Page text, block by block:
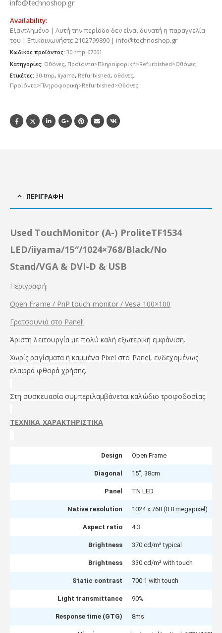
info@technoshop.gr
Availability:
Εξαντλημένο | Αυτή την περίοδο δεν είναι δυνατή η παραγγελία
του | Επικοινωνήστε 2102799890 | info@technoshop.gr
Κωδικός προϊόντος: 30-tmp-67061
Κατηγορίες: Οθόνες, Προϊόντα>Πληροφορική>Refurbished>Οθόνες
Ετικέτες: 30-tmp, Iiyama, Refurbished, οθόνες,
Προϊόντα>Πληροφορική>Refurbished>Οθόνες
ΠΕΡΙΓΡΑΦΉ
Used TouchMonitor (A-) ProliteTF1534
LED/iiyama/15″/1024×768/Black/No
Stand/VGA & DVI-D & USB
Περιγραφή:
Open Frame / PnP touch monitor / Vesa 100×100
Γρατσουνιά στο Panel!
Άριστη λειτουργία με πολύ καλή εξωτερική εμφάνιση.
Xωρίς ραγίσματα ή καμμένα Pixel στο Panel, ενδεχομένως
ελαφρά φθορά χρήσης.
Στη συσκευασία συμπεριλαμβάνεται καλώδιο τροφοδοσίας.
ΤΕΧΝΙΚΑ ΧΑΡΑΚΤΗΡΙΣΤΙΚΑ
Design Open Frame
Diagonal 15″, 38cm
Panel TN LED
Native resolution 1024 x 768 (0.8 megapixel)
Aspect ratio 4:3
Brightness 370 cd/m² typical
Brightness 330 cd/m² with touch
Static contrast 700:1 with touch
Light transmittance 90%
Response time (GTG) 8ms